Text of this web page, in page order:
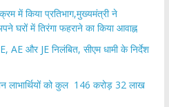
में किया प्रतिभाग,मुख्यमंत्री ने
घरों में तिरंगा फहराने का किया आवाह्न
AE और JE निलंबित, सीएम धामी के निर्देश
लाभार्थियों को कुल 146 करोड़ 32 लाख